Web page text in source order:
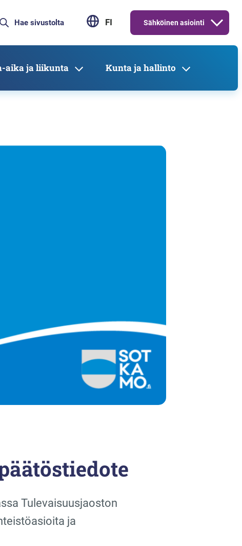
FI Sähköinen asiointi
aika ja liikunta Kunta ja hallinto
Tulevaisuusjaoston
ja